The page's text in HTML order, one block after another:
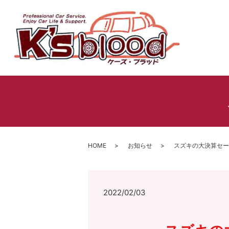
HOME お知らせ スズキの大決算セ
2022/02/03